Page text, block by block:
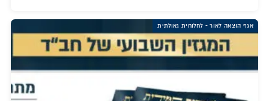
אגף הוצאה לאור - לחלוחית גאולתית